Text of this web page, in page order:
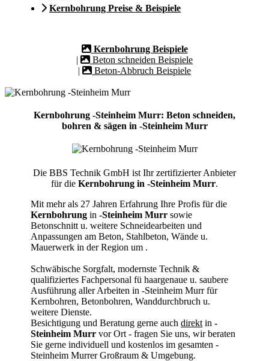
Kernbohrung Preise & Beispiele
Kernbohrung Beispiele
|
Beton schneiden Beispiele
|
Beton-Abbruch Beispiele
Kernbohrung -Steinheim Murr: Beton schneiden,
bohren & sägen in -Steinheim Murr
Die BBS Technik GmbH ist Ihr zertifizierter Anbieter
für die Kernbohrung in -Steinheim Murr.
Mit mehr als 27 Jahren Erfahrung Ihre Profis für die
Kernbohrung in-Steinheim Murr sowie
Betonschnitt u. weitere Schneidearbeiten und
Anpassungen am Beton, Stahlbeton, Wände u.
Mauerwerk in der Region um .
Schwäbische Sorgfalt, modernste Technik &
qualifiziertes Fachpersonalfü haargenaue u. saubere
Ausführung aller Arbeitenin -Steinheim Murr für
Kernbohren, Betonbohren, Wanddurchbruch u.
weitere Dienste.
Besichtigung und Beratung gerne auchdirekt in-
Steinheim Murr vor Ort - fragen Sie uns, wir beraten
Sie gerne individuell und kostenlos im gesamten -
Steinheim Murrer Großraum & Umgebung.